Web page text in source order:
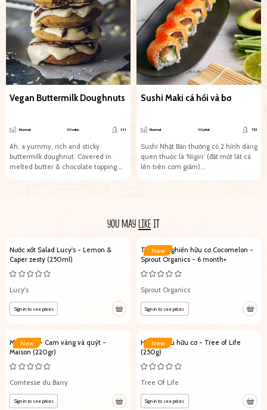
Vegan Buttermilk Doughnuts
Normal 30 mins 311
Ah, a yummy, rich and sticky
buttermilk doughnut. Covered in
melted butter & chocolate topping.
Sushi Maki cá hồi và bơ
Normal 30 phút 723
Sushi Nhật Bản thường có 2 hình dáng
quen thuộc là ‘Nigiri’ (đặt một lát cá
lên trên cơm giấm)...
YOU MAYLIKEIT
Nước xốt Salad Lucy's - Lemon &
Caper zesty (250ml)
Lucy's
Sign in to see prices
New
Trái cây nghiền hữu cơ Cocomelon -
Sprout Organics - 6 month+
Sprout Organics
Sign in to see prices
New
Mứt Pháp - Cam vàng và quýt -
Maison (220gr)
Comtesse du Barry
Sign in to see prices
New
Hạt gai dầu hữu cơ - Tree of Life
(250g)
Tree Of Life
Sign in to see prices